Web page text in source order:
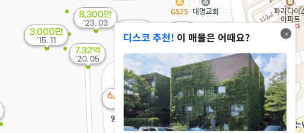
1.57억
63m²
77m²
2.05억
236m²
6,000만
55m²
'23. 04
8,300만
'23. 03
1.51억
40m²
7.32억
'20. 05
3,000만
'15. 11 디스코 추천! 이 매물은 어때요?